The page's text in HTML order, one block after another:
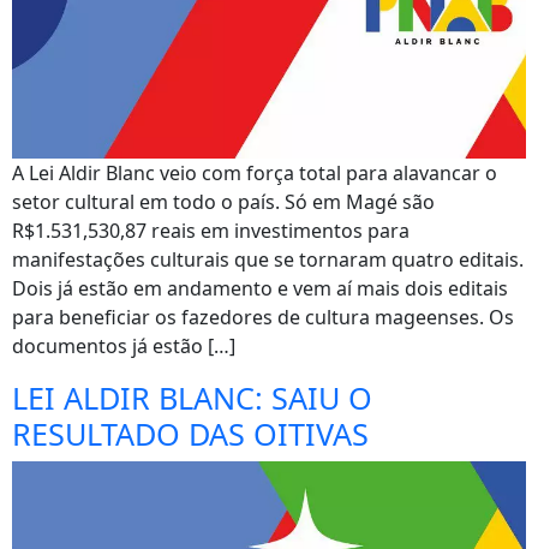
A Lei Aldir Blanc veio com força total para alavancar o
setor cultural em todo o país. Só em Magé são
R$1.531,530,87 reais em investimentos para
manifestações culturais que se tornaram quatro editais.
Dois já estão em andamento e vem aí mais dois editais
para beneficiar os fazedores de cultura mageenses. Os
documentos já estão […]
LEI ALDIR BLANC: SAIU O
RESULTADO DAS OITIVAS